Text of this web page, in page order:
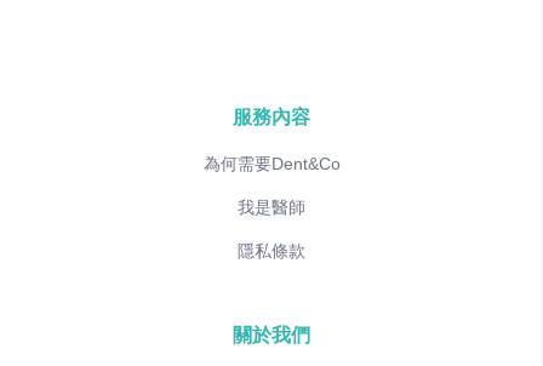
服務內容
為何需要Dent&Co
我是醫師
隱私條款
關於我們